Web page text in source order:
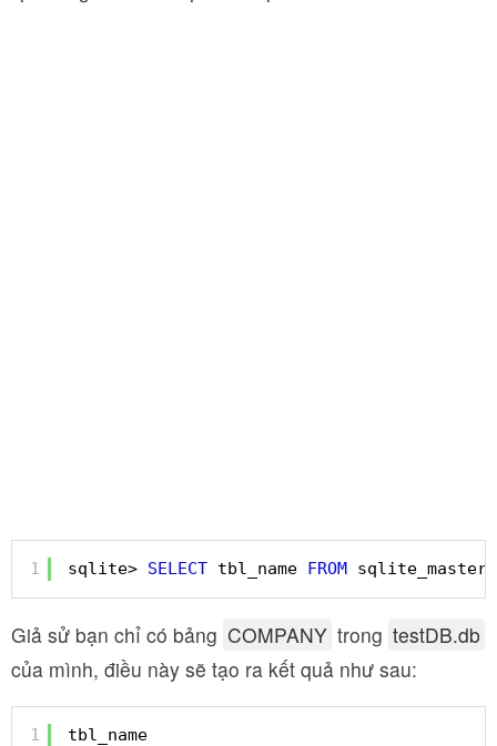
1 sqlite> SELECT tbl_name FROM sqlite_master
Giả sử bạn chỉ có bảng COMPANY trong testDB.db
của mình, điều này sẽ tạo ra kết quả như sau:
1
tbl_name